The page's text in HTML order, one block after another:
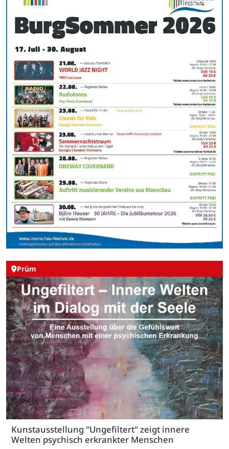
Prüm
Kunstausstellung "Ungefiltert" zeigt innere
Welten psychisch erkrankter Menschen